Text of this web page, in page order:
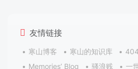
友情链接
寒山博客 寒山的知识库
Memories’ Blog
骚浪贱 一